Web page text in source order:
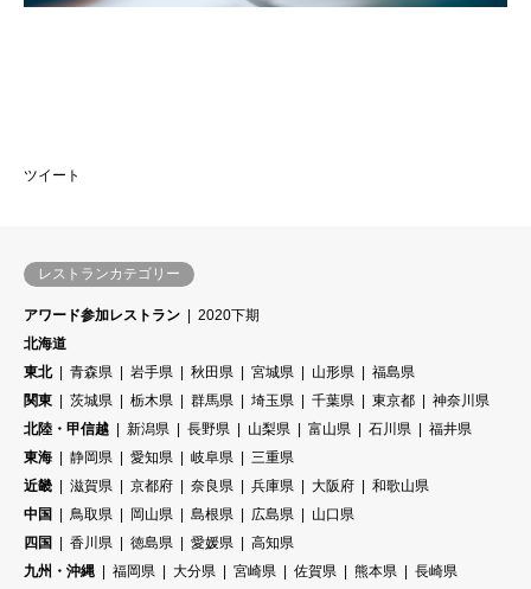
ツイート
レストランカテゴリー
アワード参加レストラン
2020下期
北海道
東北
青森県 岩手県 秋田県 宮城県 山形県
福島県
関東
茨城県 栃木県 群馬県 埼玉県 千葉県 東京都
神奈川県
北陸・甲信越
新潟県 長野県 山梨県 富山県 石川県
福井県
東海
静岡県 愛知県 岐阜県
三重県
近畿
滋賀県 京都府 奈良県 兵庫県 大阪府
和歌山県
中国
鳥取県 岡山県 島根県 広島県
山口県
四国
香川県 徳島県 愛媛県
高知県
九州・沖縄
福岡県 大分県 宮崎県 佐賀県 熊本県
長崎県